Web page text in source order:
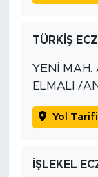
TÜRKİŞ
YENİ MAH.
ELMALI /
Yol Tarifi
İŞLEKEL